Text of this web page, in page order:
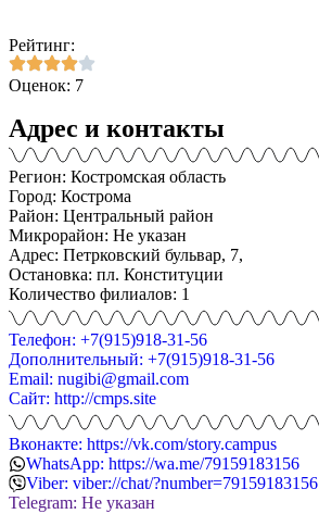
Рейтинг:
Оценок: 7
Адрес и контакты
Регион: Костромская область
Город: Кострома
Район: Центральный район
Микрорайон: Не указан
Адрес: Петрковский бульвар, 7,
Остановка: пл. Конституции
Количество филиалов: 1
Телефон: +7(915)918-31-56
Дополнительный: +7(915)918-31-56
Email: nugibi@gmail.com
Сайт: http://cmps.site
Вконакте: https://vk.com/story.campus
WhatsApp: https://wa.me/79159183156
Viber: viber://chat/?number=79159183156
Telegram: Не указан